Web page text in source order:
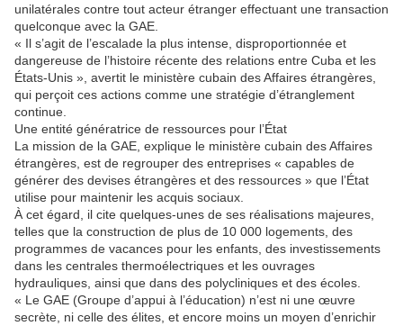
unilatérales contre tout acteur étranger effectuant une transaction
quelconque avec la GAE.
« Il s’agit de l’escalade la plus intense, disproportionnée et
dangereuse de l’histoire récente des relations entre Cuba et les
États-Unis », avertit le ministère cubain des Affaires étrangères,
qui perçoit ces actions comme une stratégie d’étranglement
continue.
Une entité génératrice de ressources pour l’État
La mission de la GAE, explique le ministère cubain des Affaires
étrangères, est de regrouper des entreprises « capables de
générer des devises étrangères et des ressources » que l’État
utilise pour maintenir les acquis sociaux.
À cet égard, il cite quelques-unes de ses réalisations majeures,
telles que la construction de plus de 10 000 logements, des
programmes de vacances pour les enfants, des investissements
dans les centrales thermoélectriques et les ouvrages
hydrauliques, ainsi que dans des polycliniques et des écoles.
« Le GAE (Groupe d’appui à l’éducation) n’est ni une œuvre
secrète, ni celle des élites, et encore moins un moyen d’enrichir